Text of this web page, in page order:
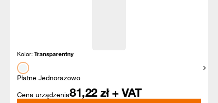
Kolor:Transparentny
Płatne Jednorazowo
Cena urządzenia81,22 zł + VAT